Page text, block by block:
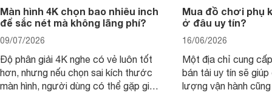
Màn hình 4K chọn bao nhiêu inch
để sắc nét mà không lãng phí?
09/07/2026
Độ phân giải 4K nghe có vẻ luôn tốt
hơn, nhưng nếu chọn sai kích thước
màn hình, người dùng có thể gặp giao
Mua đồ chơi phụ
ở đâu uy tín?
16/06/2026
Một địa chỉ cung
bán tải uy tín sẽ
lượng vận hành